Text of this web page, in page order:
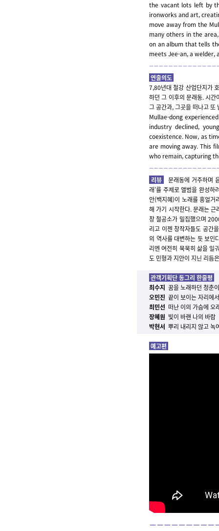
the vacant lots left by
ironworks and art,
move away from the
many others in the
on an album that tells
meets Jee-an, a welder,
연출의도
7,80년대 철강 산업단지가
하던 그 이후의 문래동. 시
그 공간과, 그곳을 떠나고 또
Mullae-dong
industry declined,
coexistence. Now, as
are moving away. This
who remain, capturing
리뷰
문래동에 거주하며
래’를 주제로 앨범을 완성
안(백지혜)이 노래를 흥얼거
해 가기 시작한다. 문래는
창 철공소가 밀집했으며
리고 이젠 창작자들도 공간
의 역사를 대변하는 듯 보인
리엔 여전히 묵묵히 삶을 일
도 민형과 지안이 지닌 리듬
관객기획단 동그리 한줄평
최수지 꿈을 노래하던 청춘
오민진 끝이 보이는 자리에
최민선 떠난 이의 가슴에 오
장혜원 빛이 바랜 나의 바람
박현서 뿌리 내리지 않고 녹
예고편